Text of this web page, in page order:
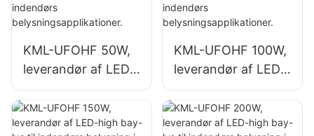
KML-UFOHF 50W,
leverandør af LED-
high bay-lys til
industrianlæg,
lagerbygninger og
KML-UFOHF 100W,
leverandør af LED-
high bay-lys til
industrianlæg,
lagerbygninger og